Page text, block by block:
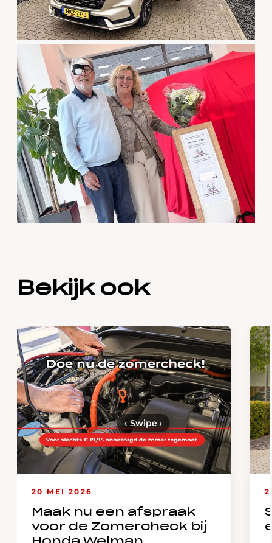
Bekijk ook
20 MEI 2026
Maak nu een afspraak
voor de Zomercheck bij
‹ Swipe›